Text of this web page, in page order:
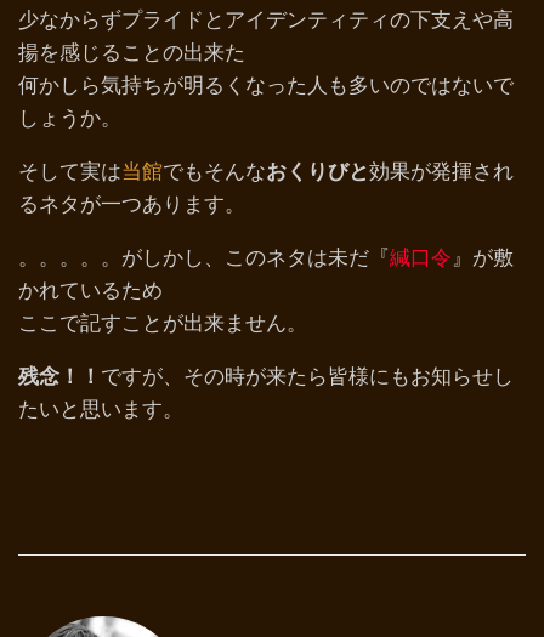
少なからずプライドとアイデンティティの下支えや高
揚を感じることの出来た
何かしら気持ちが明るくなった人も多いのではないで
しょうか。
そして実は当館でもそんなおくりびと効果が発揮され
るネタが一つあります。
。。。。。がしかし、このネタは未だ『緘口令』が敷
かれているため
ここで記すことが出来ません。
残念！！ ですが、その時が来たら皆様にもお知らせし
たいと思います。